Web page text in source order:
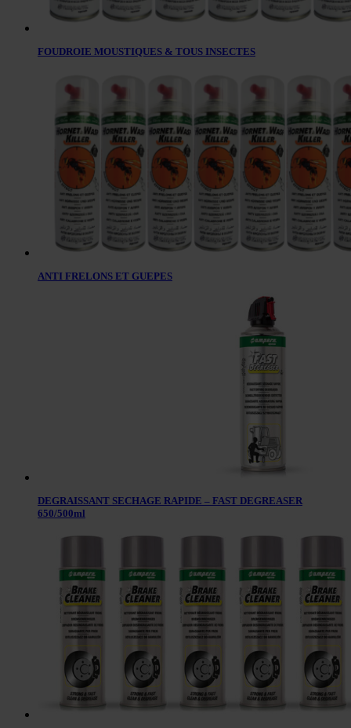
FOUDROIE MOUSTIQUES & TOUS INSECTES
ANTI FRELONS ET GUEPES
DEGRAISSANT SECHAGE RAPIDE – FAST DEGREASER
650/500ml